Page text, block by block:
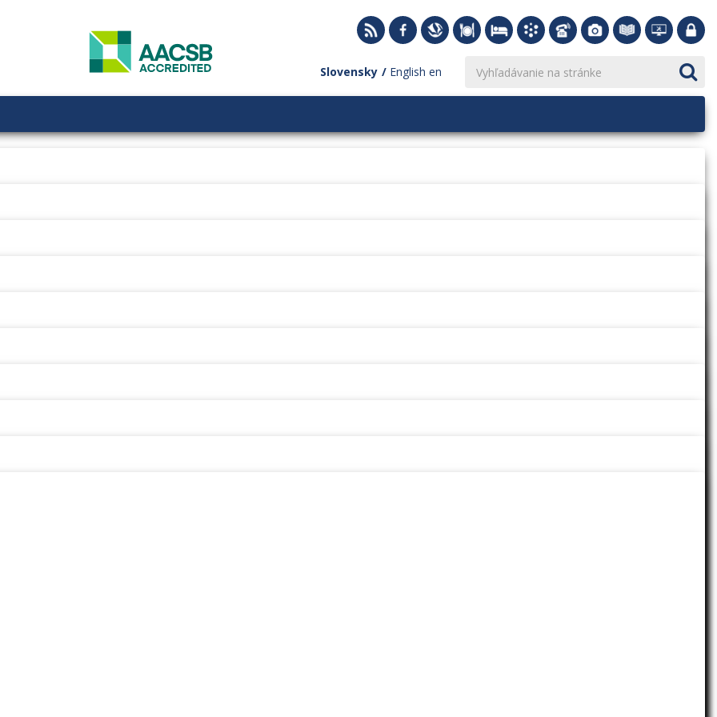
Slovensky English en